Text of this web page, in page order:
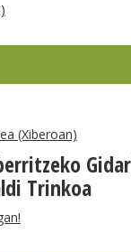
(Xiberoan)
Trinkoa